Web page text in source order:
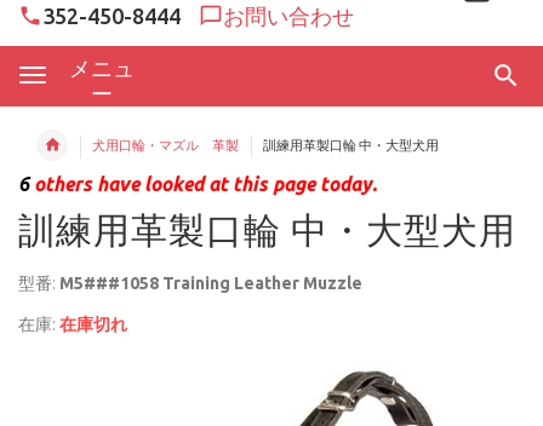
352-450-8444 お問い合わせ
メニュ
ー
犬用口輪・マズル 革製 訓練用革製口輪 中・大型犬用
6others have looked at this page today.
訓練用革製口輪 中・大型犬用
型番: M5###1058 Training Leather Muzzle
在庫: 在庫切れ